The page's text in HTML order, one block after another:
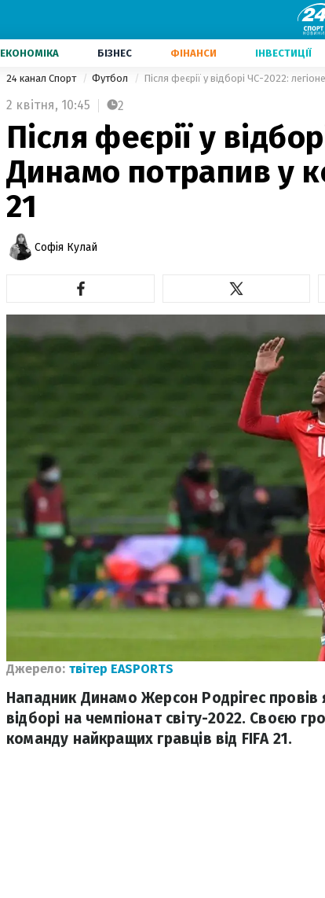
ЕКОНОМІКА БІЗНЕС ФІНАНСИ ІНВЕСТИЦІЇ
24 канал Спорт Футбол Після феєрії у відборі ЧС-2022:
2 квітня, 10:45 2
Після феєрії у
Динамо потрапив у
21
Софія Кулай
Джерело: твітер EASPORTS
Нападник Динамо Жерсон Родрігес провів
відборі на чемпіонат світу-2022. Своєю
команду найкращих гравців від FIFA 21.